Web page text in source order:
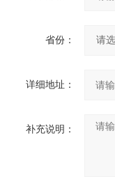
省份：
详细地址：
补充说明：